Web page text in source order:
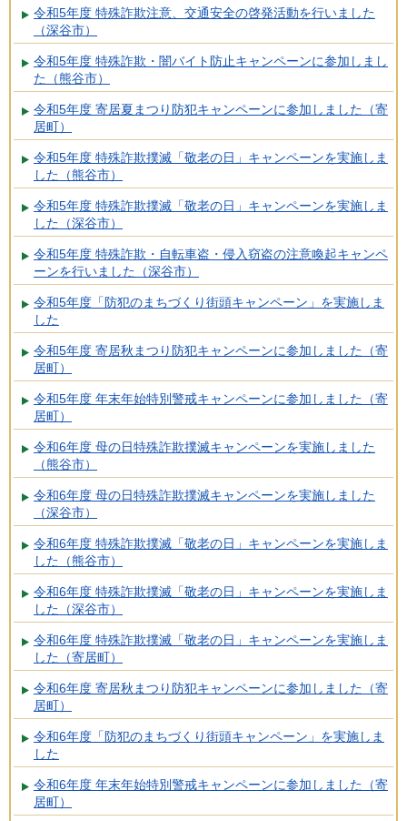
令和5年度 特殊詐欺注意、交通安全の啓発活動を行いました
（深谷市）
令和5年度 特殊詐欺・闇バイト防止キャンペーンに参加しまし
た（熊谷市）
令和5年度 寄居夏まつり防犯キャンペーンに参加しました（寄
居町）
令和5年度 特殊詐欺撲滅「敬老の日」キャンペーンを実施しま
した（熊谷市）
令和5年度 特殊詐欺撲滅「敬老の日」キャンペーンを実施しま
した（深谷市）
令和5年度 特殊詐欺・自転車盗・侵入窃盗の注意喚起キャンペ
ーンを行いました（深谷市）
令和5年度「防犯のまちづくり街頭キャンペーン」を実施しま
した
令和5年度 寄居秋まつり防犯キャンペーンに参加しました（寄
居町）
令和5年度 年末年始特別警戒キャンペーンに参加しました（寄
居町）
令和6年度 母の日特殊詐欺撲滅キャンペーンを実施しました
（熊谷市）
令和6年度 母の日特殊詐欺撲滅キャンペーンを実施しました
（深谷市）
令和6年度 特殊詐欺撲滅「敬老の日」キャンペーンを実施しま
した（熊谷市）
令和6年度 特殊詐欺撲滅「敬老の日」キャンペーンを実施しま
した（深谷市）
令和6年度 特殊詐欺撲滅「敬老の日」キャンペーンを実施しま
した（寄居町）
令和6年度 寄居秋まつり防犯キャンペーンに参加しました（寄
居町）
令和6年度「防犯のまちづくり街頭キャンペーン」を実施しま
した
令和6年度 年末年始特別警戒キャンペーンに参加しました（寄
居町）